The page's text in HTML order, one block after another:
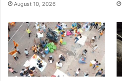
August 10, 2026